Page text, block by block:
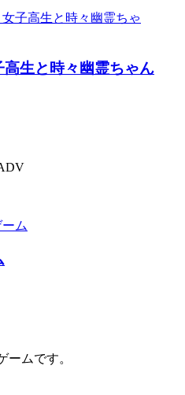
生と時々幽霊ちゃん
ームです。